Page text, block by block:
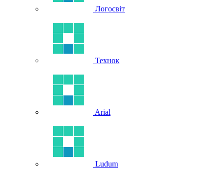
Логосвіт
Технок
Arial
Ludum